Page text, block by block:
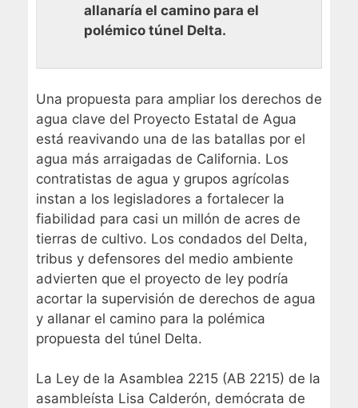
allanaría el camino para el
polémico túnel Delta.
Una propuesta para ampliar los derechos de
agua clave del Proyecto Estatal de Agua
está reavivando una de las batallas por el
agua más arraigadas de California. Los
contratistas de agua y grupos agrícolas
instan a los legisladores a fortalecer la
fiabilidad para casi un millón de acres de
tierras de cultivo. Los condados del Delta,
tribus y defensores del medio ambiente
advierten que el proyecto de ley podría
acortar la supervisión de derechos de agua
y allanar el camino para la polémica
propuesta del túnel Delta.
La Ley de la Asamblea 2215 (AB 2215) de la
asambleísta Lisa Calderón, demócrata de